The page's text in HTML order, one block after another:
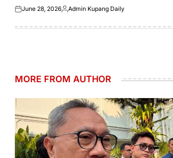
Posted
June 28, 2026Posted
Admin Kupang Daily
MORE FROM AUTHOR